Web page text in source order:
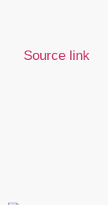
Source link